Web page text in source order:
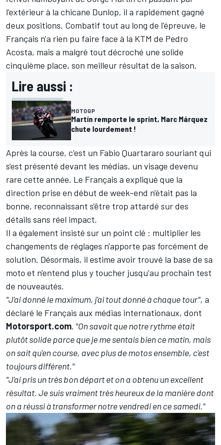
l'extérieur à la chicane Dunlop, il a rapidement gagné
deux positions. Combatif tout au long de l'épreuve, le
Français n'a rien pu faire face à la KTM de Pedro
Acosta, mais a malgré tout décroché une solide
cinquième place, son meilleur résultat de la saison.
Lire aussi :
MOTOGP
Martín remporte le sprint, Marc Márquez
chute lourdement !
Après la course, c'est un Fabio Quartararo souriant qui
s'est présenté devant les médias, un visage devenu
rare cette année. Le Français a expliqué que la
direction prise en début de week-end n'était pas la
bonne, reconnaissant s'être trop attardé sur des
détails sans réel impact.
Il a également insisté sur un point clé : multiplier les
changements de réglages n'apporte pas forcément de
solution. Désormais, il estime avoir trouvé la base de sa
moto et n'entend plus y toucher jusqu'au prochain test
de nouveautés.
"J'ai donné le maximum, j'ai tout donné à chaque tour", a
déclaré le Français aux médias internationaux, dont
Motorsport.com. "On savait que notre rythme était
plutôt solide parce que je me sentais bien ce matin, mais
on sait qu'en course, avec plus de motos ensemble, c'est
toujours différent."
"J'ai pris un très bon départ et on a obtenu un excellent
résultat. Je suis vraiment très heureux de la manière dont
on a réussi à transformer notre vendredi en ce samedi."